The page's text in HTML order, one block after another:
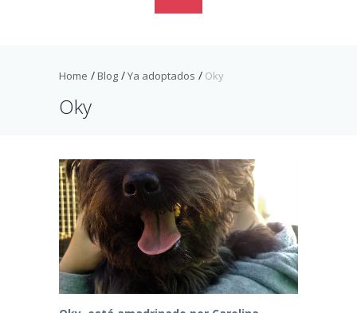
Home Blog Ya adoptados Oky
Oky